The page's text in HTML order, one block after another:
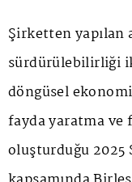
Şirketten yapılan
sürdürülebilirliği
döngüsel
fayda yaratma ve
oluşturduğu